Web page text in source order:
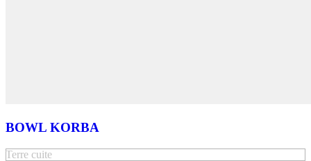
BOWL KORBA
Terre cuite